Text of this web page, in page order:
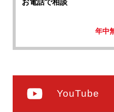
年中
YouTube